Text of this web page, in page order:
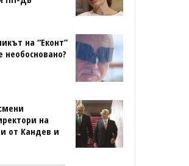
на “Еконт”
на
от Кандев и